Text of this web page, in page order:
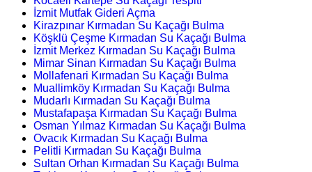
İzmit Mutfak Gideri Açma
Kirazpınar Kırmadan Su Kaçağı Bulma
Köşklü Çeşme Kırmadan Su Kaçağı Bulma
İzmit Merkez Kırmadan Su Kaçağı Bulma
Mimar Sinan Kırmadan Su Kaçağı Bulma
Mollafenari Kırmadan Su Kaçağı Bulma
Muallimköy Kırmadan Su Kaçağı Bulma
Mudarlı Kırmadan Su Kaçağı Bulma
Mustafapaşa Kırmadan Su Kaçağı Bulma
Osman Yılmaz Kırmadan Su Kaçağı Bulma
Ovacık Kırmadan Su Kaçağı Bulma
Pelitli Kırmadan Su Kaçağı Bulma
Sultan Orhan Kırmadan Su Kaçağı Bulma